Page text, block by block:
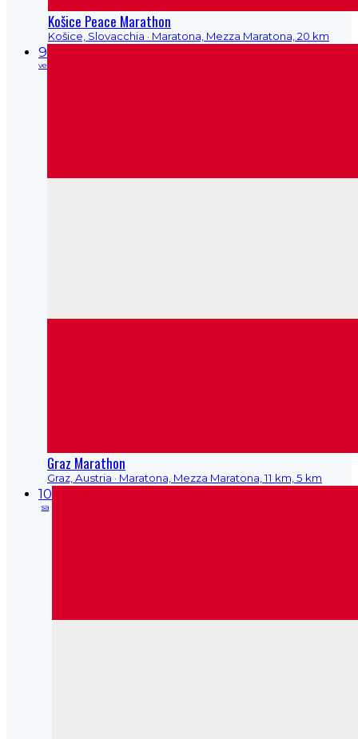
Košice Peace Marathon
Košice, Slovacchia · Maratona, Mezza Maratona, 20 km
9
ve
Graz Marathon
Graz, Austria · Maratona, Mezza Maratona, 11 km, 5 km
10
sa